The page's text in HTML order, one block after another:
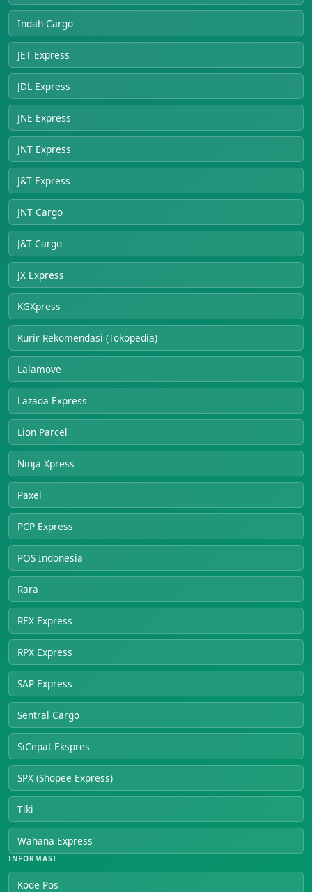
Indah Cargo
JET Express
JDL Express
JNE Express
JNT Express
J&T Express
JNT Cargo
J&T Cargo
JX Express
KGXpress
Kurir Rekomendasi (Tokopedia)
Lalamove
Lazada Express
Lion Parcel
Ninja Xpress
Paxel
PCP Express
POS Indonesia
Rara
REX Express
RPX Express
SAP Express
Sentral Cargo
SiCepat Ekspres
SPX (Shopee Express)
Tiki
Wahana Express
INFORMASI
Kode Pos